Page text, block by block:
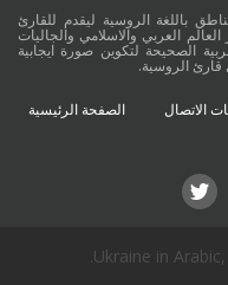
باللغة الروسية ليقدم للقارئ
العربي والاسلامي والجاليات
الصحيحة لتكوين صورة ايجابية
قارئ الروسية.
الاتصال الصفحة الرئيسية